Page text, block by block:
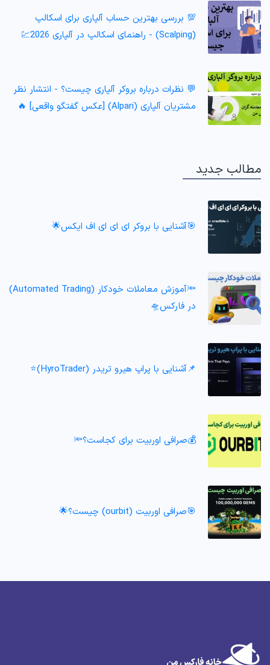
💯 بررسی بهترین حساب آلپاری برای اسکالپ
(Scalping) - راهنمای اسکالپ در آلپاری 2026💹
💬 نظرات درباره بروکر آلپاری چیست؟ - انتشار نظر
مشتریان آلپاری (Alpari) [عکس گفتگو واقعی] 🔥
مطالب جدید
🎯آشنایی با بروکر ای ای ای اف ایکس🌟
🔦آموزش معاملات خودکار (Automated Trading)
در فارکس🛸
📌آشنایی با پراپ هیرو تریدر (HyroTrader)⭐️
💰صرافی اوربیت برای کجاست؟🔦
🎯صرافی اوربیت (ourbit) چیست؟🌟